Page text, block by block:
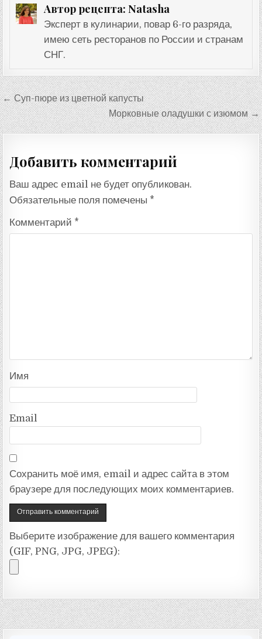
Автор рецепта: Natasha
Эксперт в кулинарии, повар 6-го разряда,
имею сеть ресторанов по России и странам
СНГ.
Навигация
по
записям
← Суп-пюре из цветной капусты
Морковные оладушки с изюмом →
Добавить комментарий
Ваш адрес email не будет опубликован.
Обязательные поля помечены *
Комментарий *
Имя
Email
Сохранить моё имя, email и адрес сайта в этом
браузере для последующих моих комментариев.
Выберите изображение для вашего комментария
(GIF, PNG, JPG, JPEG):